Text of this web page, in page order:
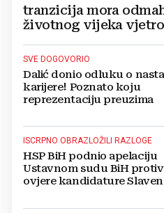
tranzicija mora
životnog vijeka
SVE DOGOVORIO
Dalić donio odluku o
karijere! Poznato koju
reprezentaciju preuzima
ISCRPNO OBRAZLOŽILI RAZLOGE
HSP BiH podnio apelaciju
Ustavnom sudu BiH protiv
ovjere kandidature